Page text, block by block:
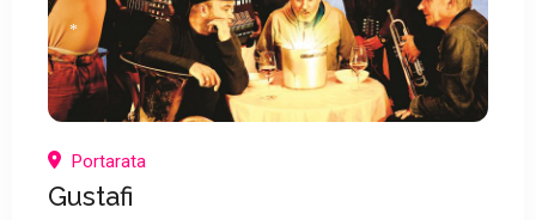
Portarata
Gustafi
*